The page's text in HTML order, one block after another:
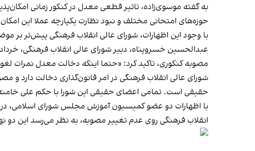
به گفته موسوی‌زاده، تاثیر قطعی معدل در کنکور زمانی
حوزه‌های امتحانی مختلف و نبود نظارت یکپارچه عملا این
با وجود این اظهارات، شورای عالی انقلاب فرهنگی پیش‌تر بر
مصوبه کنکوری، تاکید کرد: «حتما اینکه دخالت معدل نمرات
حقیقی است. تمامی اعضای حقیقی این شورا با حکم علی
با اظهارات دو عضو کمیسیون آموزش مجلس شورای اسلامی،
انقلاب فرهنگی روی عدم تغییر مصوبه، به نظر می‌رسد این دو